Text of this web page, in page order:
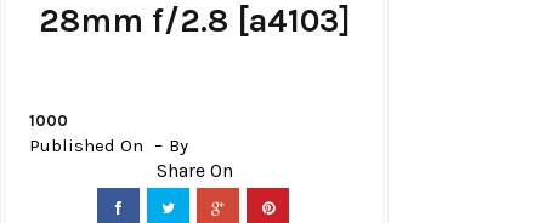
28mm f/2.8 [a4103]
1000
Published On By